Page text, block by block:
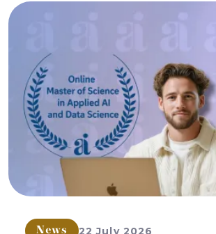
News 22 July 2026